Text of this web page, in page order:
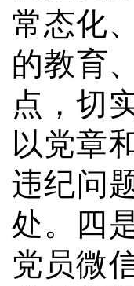
常态化
的教育
点，切
以党章
违纪问
处。四
党员微